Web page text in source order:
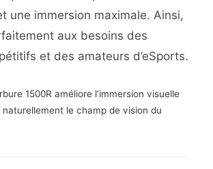
une immersion maximale. Ainsi,
aux besoins des
et des amateurs d’eSports.
1500R améliore l’immersion visuelle
le champ de vision du